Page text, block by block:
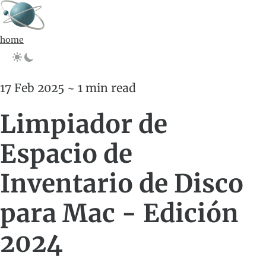
home
17 Feb 2025 ~ 1 min read
Limpiador de
Espacio de
Inventario de Disco
para Mac - Edición
2024